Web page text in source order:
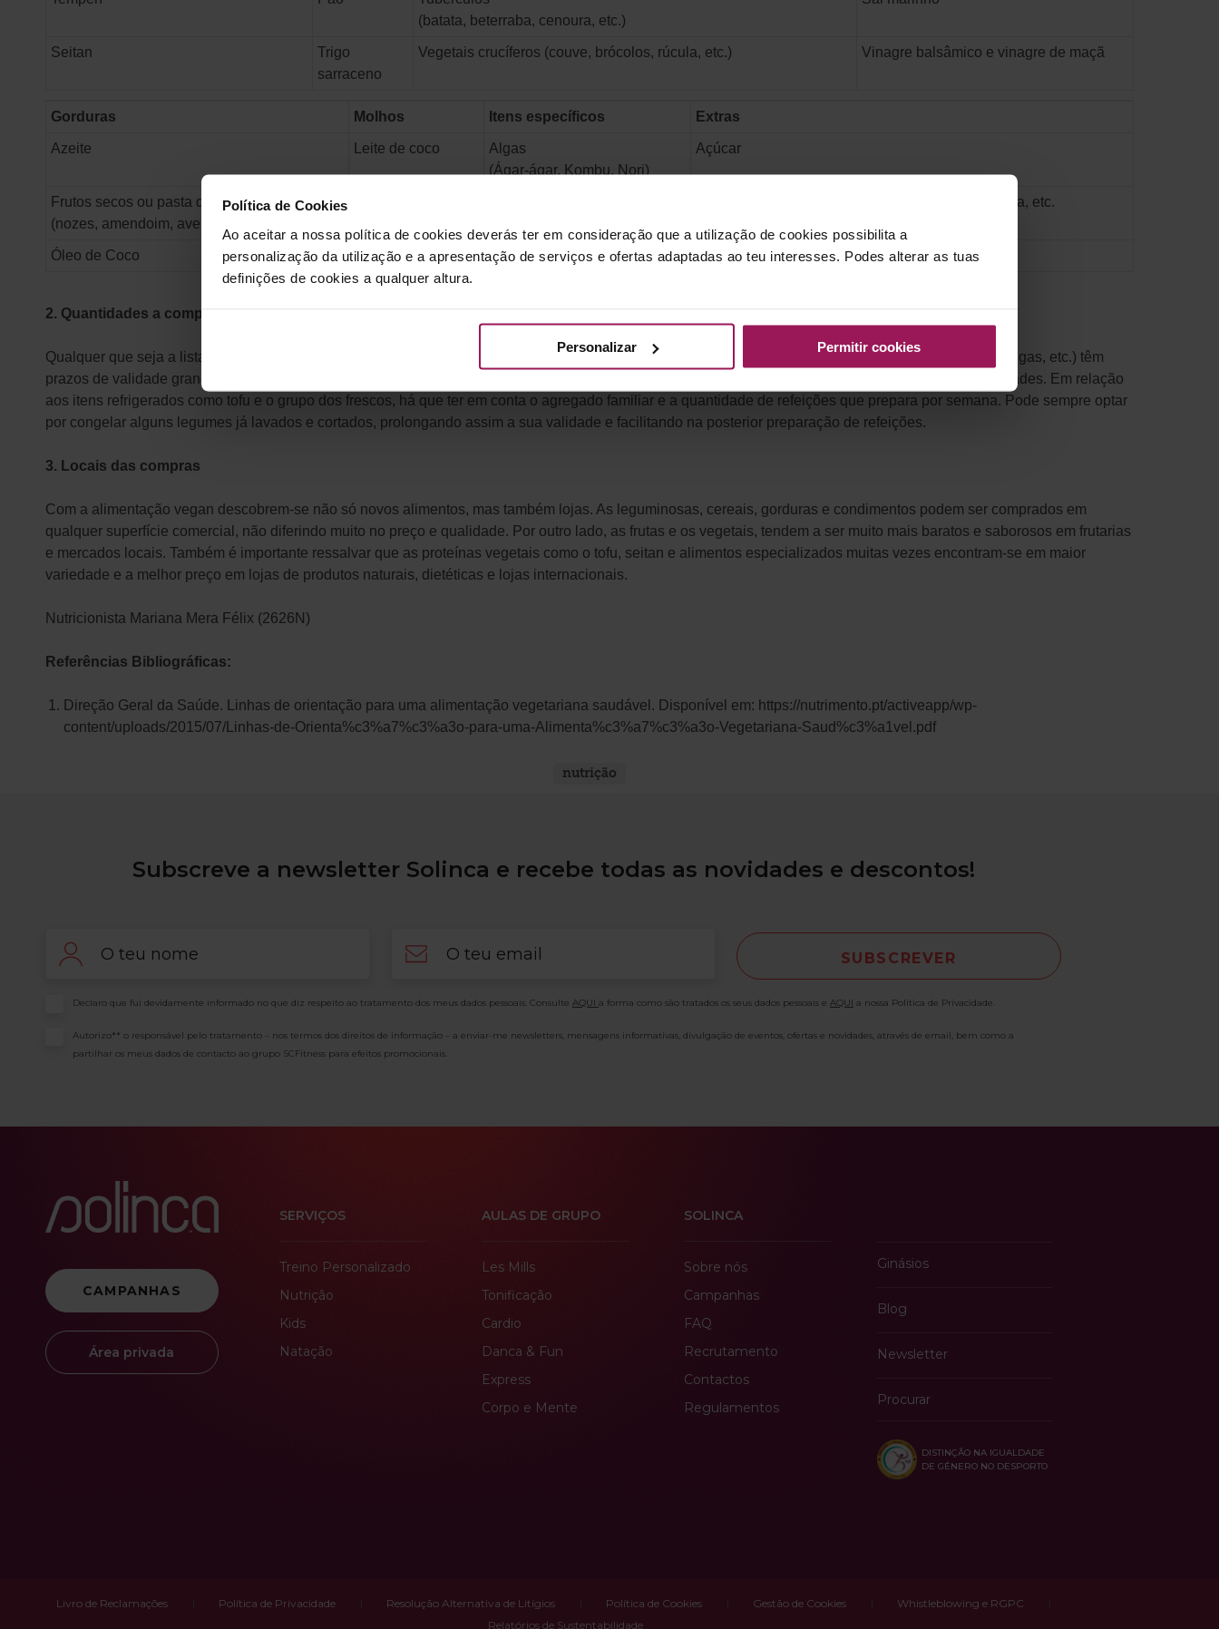
Política de Cookies
Ao aceitar a nossa política de cookies deverás ter em consideração que a utilização de cookies possibilita a
personalização da utilização e a apresentação de serviços e ofertas adaptadas ao teu interesses. Podes alterar as tuas
definições de cookies a qualquer altura.
Personalizar Permitir cookies
(batata, beterraba, cenoura, etc.)
Seitan
Trigo
sarraceno
Vegetais crucíferos (couve, brócolos, rúcula, etc.) Vinagre balsâmico e vinagre de maçã
Gorduras Molhos Itens específicos Extras
Azeite Leite de coco
Algas
(Ágar-ágar, Kombu, Nori)
Açúcar
Frutos secos ou pasta de frutos secos
(nozes, amendoim, avelã, etc.)
Farinhas: polvilho doce, farinha de aveia, amêndoa, etc.
Óleo de Coco Molho de soja Levedura de cerveja Geleia de arroz ou agave
2. Quantidades a comprar
Qualquer que seja a lista de compras, é importante ter uma noção das quantidades a comprar. Os alimentos secos (cereais, frutos secos, especiarias, algas, etc.) têm
prazos de validade grandes. Por isso, se encontrar a bom preço e se forem produtos que consome regularmente, vale a pena comprar grandes quantidades. Em relação
aos itens refrigerados como tofu e o grupo dos frescos, há que ter em conta o agregado familiar e a quantidade de refeições que prepara por semana. Pode sempre optar
por congelar alguns legumes já lavados e cortados, prolongando assim a sua validade e facilitando na posterior preparação de refeições.
3. Locais das compras
Com a alimentação vegan descobrem-se não só novos alimentos, mas também lojas. As leguminosas, cereais, gorduras e condimentos podem ser comprados em
qualquer superfície comercial, não diferindo muito no preço e qualidade. Por outro lado, as frutas e os vegetais, tendem a ser muito mais baratos e saborosos em frutarias
e mercados locais. Também é importante ressalvar que as proteínas vegetais como o tofu, seitan e alimentos especializados muitas vezes encontram-se em maior
variedade e a melhor preço em lojas de produtos naturais, dietéticas e lojas internacionais.
Nutricionista Mariana Mera Félix (2626N)
Referências Bibliográficas:
Direção Geral da Saúde. Linhas de orientação para uma alimentação vegetariana saudável. Disponível em: https://nutrimento.pt/activeapp/wp-
content/uploads/2015/07/Linhas-de-Orienta%c3%a7%c3%a3o-para-uma-Alimenta%c3%a7%c3%a3o-Vegetariana-Saud%c3%a1vel.pdf
nutrição
Subscreve a newsletter Solinca e recebe todas as novidades e descontos!
Consentimento
Declaro que fui devidamente informado no que diz respeito ao tratamento dos meus dados pessoais. Consulte AQUI a forma como são tratados os seus dados pessoais e AQUI a nossa Política de Privacidade.
Consentimento
Autorizo** o responsável pelo tratamento – nos termos dos direitos de informação – a enviar-me newsletters, mensagens informativas, divulgação de eventos, ofertas e novidades, através de email, bem como a
partilhar os meus dados de contacto ao grupo SCFitness para efeitos promocionais.
CAMPANHAS
Área privada
SERVIÇOS
Treino Personalizado
Nutrição
Kids
Natação
AULAS DE GRUPO
Les Mills
Tonificação
Cardio
Danca & Fun
Express
Corpo e Mente
SOLINCA
Sobre nós
Campanhas
FAQ
Recrutamento
Contactos
Regulamentos
Ginásios
Blog
Newsletter
Procurar
DISTINÇÃO NA IGUALDADE
DE GÉNERO NO DESPORTO
Livro de Reclamações Política de Privacidade Resolução Alternativa de Litígios Política de Cookies Gestão de Cookies
Whistleblowing e RGPC
Relatórios de Sustentabilidade